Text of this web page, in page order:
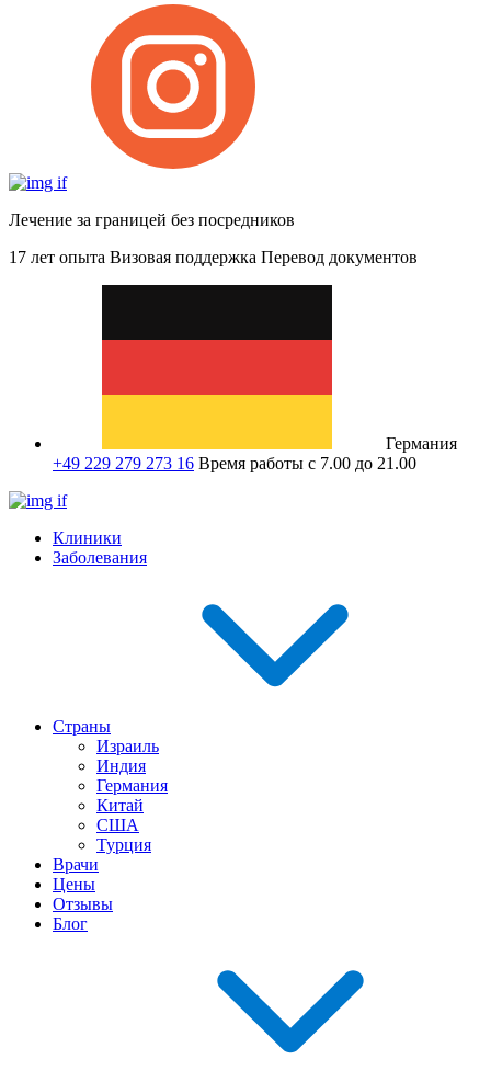
Лечение за границей без посредников
17 лет опыта Визовая поддержка Перевод документов
Германия
+49 229 279 273 16 Время работы с 7.00 до 21.00
Клиники
Заболевания
Страны
Израиль
Индия
Германия
Китай
США
Турция
Врачи
Цены
Отзывы
Блог